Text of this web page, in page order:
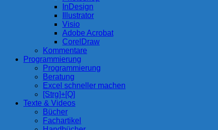
InDesign
Illustrator
Visio
Adobe Acrobat
CorelDraw
Kommentare
Programmierung
Programmierung
Beratung
Excel schneller machen
[Strg]+[Q]
Texte & Videos
Bücher
Fachartikel